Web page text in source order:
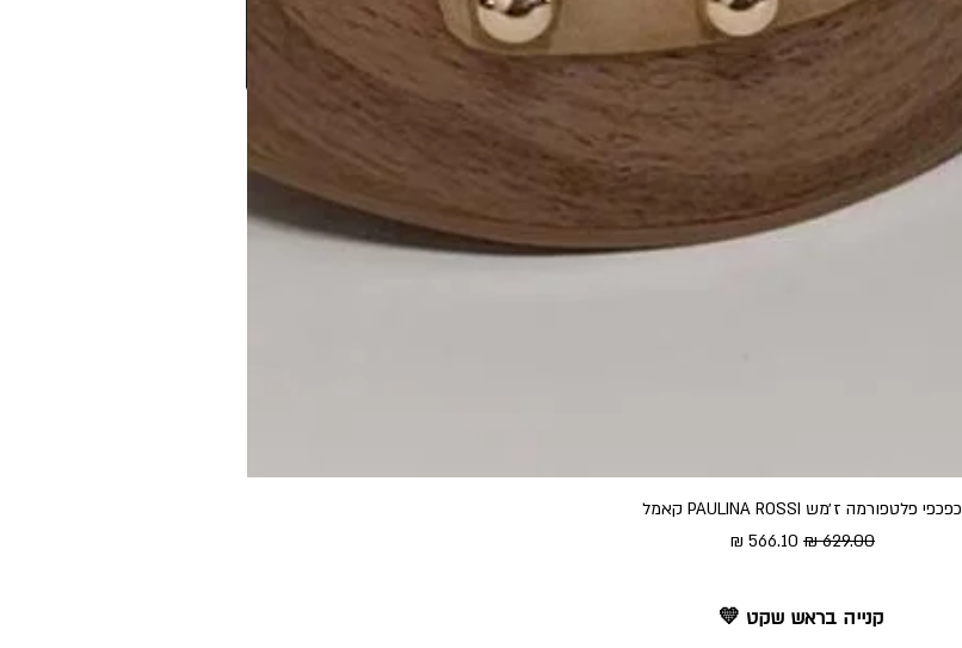
כפכפי פלטפורמה ז׳מש PAULINA ROSSI קאמל
מחיר רגיל מחיר מבצע
קנייה בראש שקט 💛